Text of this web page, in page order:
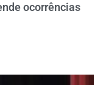
ocorrências